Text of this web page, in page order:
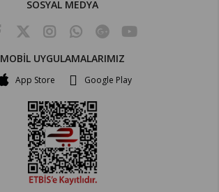
SOSYAL MEDYA
MOBİL UYGULAMALARIMIZ
App Store Google Play